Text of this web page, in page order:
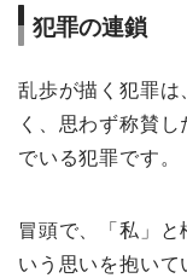
犯罪の連鎖
乱歩が描く犯罪
く、思わず称賛
でいる犯罪です。
冒頭で、「私」
いう思いを抱い